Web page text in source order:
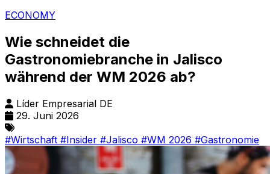
ECONOMY
Wie schneidet die
Gastronomiebranche in Jalisco
während der WM 2026 ab?
Líder Empresarial DE
29. Juni 2026
#Wirtschaft #Insider #Jalisco #WM 2026 #Gastronomie